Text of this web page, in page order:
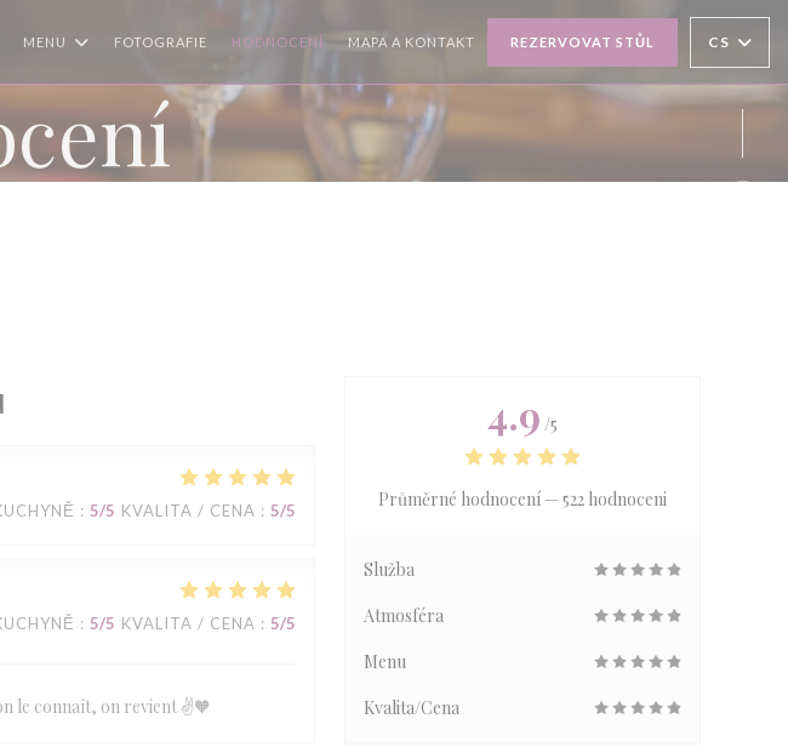
MENU FOTOGRAFIE HODNOCENÍ MAPA A KONTAKT REZERVOVAT STŮL CS
: 5/5 KVALITA / CENA : 5/5
: 5/5 KVALITA / CENA : 5/5
le connaît, on revient ✌️🧡
4.9 /5
Průměrné hodnocení — 522 hodnoceni
Služba
Atmosféra
Menu
Kvalita/Cena